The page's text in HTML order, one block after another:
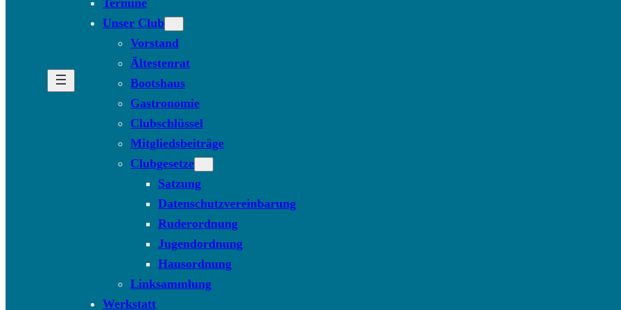
Unser Club
Vorstand
Ältestenrat
Bootshaus
Gastronomie
Clubschlüssel
Mitgliedsbeiträge
Clubgesetze
Satzung
Datenschutzvereinbarung
Ruderordnung
Jugendordnung
Hausordnung
Linksammlung
Werkstatt